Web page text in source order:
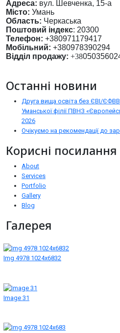
Адреса: вул. Шевченка, 15-а
Місто: Умань
Область: Черкаська
Поштовий індекс: 20300
Телефон: +380971179417
Мобільний: +380978390294
Відділ продажу: +38
Останні новини
Друга вища освіта без ЄВІ/
Уманської філії ПВНЗ
2026
Очікуємо на рекомендації до
Корисні посилання
About
Services
Portfolio
Gallery
Blog
Галерея
Img 4978 1024x6832
Image 31